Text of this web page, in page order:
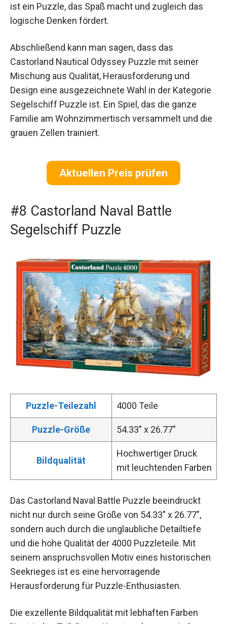
ist ein Puzzle, das Spaß macht und zugleich das
logische Denken fördert.
Abschließend kann man sagen, dass das
Castorland Nautical Odyssey Puzzle mit seiner
Mischung aus Qualität, Herausforderung und
Design eine ausgezeichnete Wahl in der Kategorie
Segelschiff Puzzle ist. Ein Spiel, das die ganze
Familie am Wohnzimmertisch versammelt und die
grauen Zellen trainiert.
Aktuellen Preis prüfen
#8 Castorland Naval Battle
Segelschiff Puzzle
Puzzle-Teilezahl 4000 Teile
Puzzle-Größe 54.33″ x 26.77″
Bildqualität
Hochwertiger Druck
mit leuchtenden Farben
Das Castorland Naval Battle Puzzle beeindruckt
nicht nur durch seine Größe von 54.33″ x 26.77″,
sondern auch durch die unglaubliche Detailtiefe
und die hohe Qualität der 4000 Puzzleteile. Mit
seinem anspruchsvollen Motiv eines historischen
Seekrieges ist es eine hervorragende
Herausforderung für Puzzle-Enthusiasten.
Die exzellente Bildqualität mit lebhaften Farben